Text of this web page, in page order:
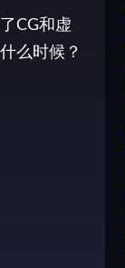
CG和虚
么时候？